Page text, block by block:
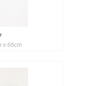
x 66cm